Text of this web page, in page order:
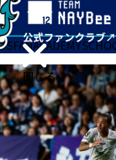
閉じる
FANACADEMY